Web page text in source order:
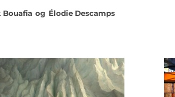
Bouafia og Élodie Descamps